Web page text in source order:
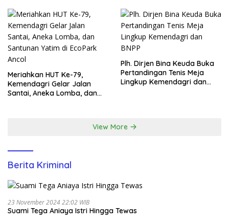
Meriahkan HUT Ke-79,
Kemendagri Gelar Jalan
Santai, Aneka Lomba, dan
Plh. Dirjen Bina Keuda Buka
Pertandingan Tenis Meja
Lingkup Kemendagri dan
View More
Berita Kriminal
23 November 2024 22:02 WIB
Suami Tega Aniaya Istri Hingga Tewas